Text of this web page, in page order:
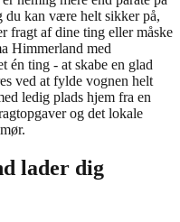
du kan være helt sikker på,
fragt af dine ting eller måske
Himmerland med
én ting - at skabe en glad
ved at fylde vognen helt
ledig plads hjem fra en
og det lokale
lader dig